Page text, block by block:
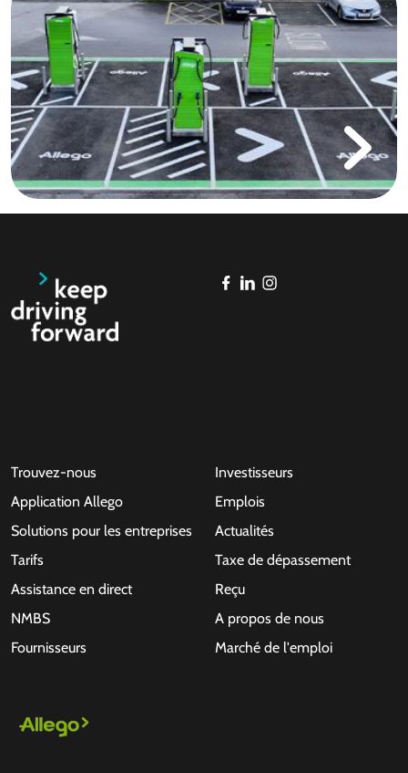
Trouvez-nous
Application Allego
Solutions pour les entreprises
Tarifs
Assistance en direct
NMBS
Fournisseurs
Investisseurs
Emplois
Actualités
Taxe de dépassement
Reçu
A propos de nous
Marché de l'emploi